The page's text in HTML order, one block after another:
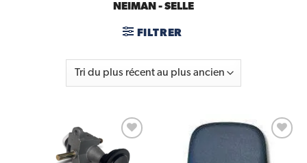
NEIMAN - SELLE
FILTRER
Add to
wishlist
Add to
wishlist